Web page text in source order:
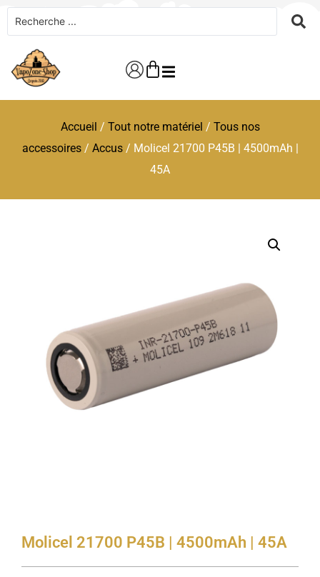
Accueil / Tout notre matériel / Tous nos
accessoires/ Accus/ Molicel 21700 P45B | 4500mAh |
45A
Molicel 21700 P45B | 4500mAh | 45A